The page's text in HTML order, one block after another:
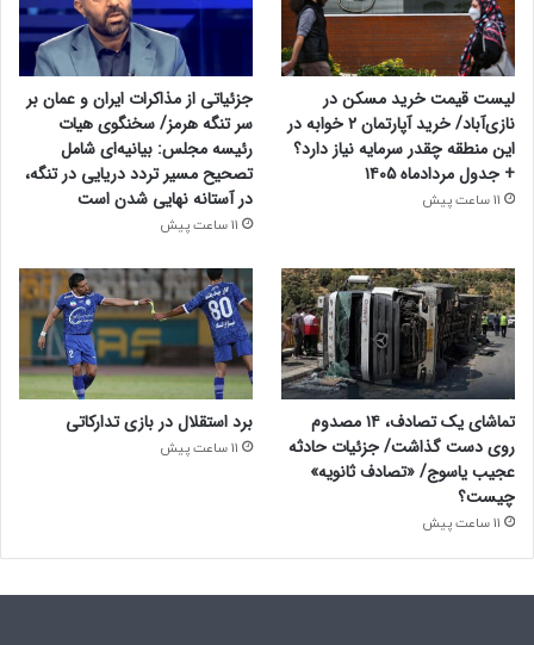
لیست قیمت خرید مسکن در
نازی‌آباد/ خرید آپارتمان ۲ خوابه در
این منطقه چقدر سرمایه نیاز دارد؟
+ جدول مردادماه ۱۴۰۵
11 ساعت پیش
جزئیاتی از مذاکرات ایران و عمان بر
سر تنگه هرمز/ سخنگوی هیات
رئیسه مجلس: بیانیه‌ای شامل
تصحیح مسیر تردد دریایی در تنگه،
در آستانه نهایی شدن است
11 ساعت پیش
تماشای یک تصادف، ۱۴ مصدوم
روی دست گذاشت/ جزئیات حادثه
عجیب یاسوج/ «تصادف ثانویه»
چیست؟
11 ساعت پیش
برد استقلال در بازی تدارکاتی
11 ساعت پیش